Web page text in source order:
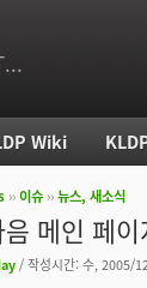
››이슈 ››뉴스, 새소식
메인 페
/ 작성시간: 수, 2005/
Wiki